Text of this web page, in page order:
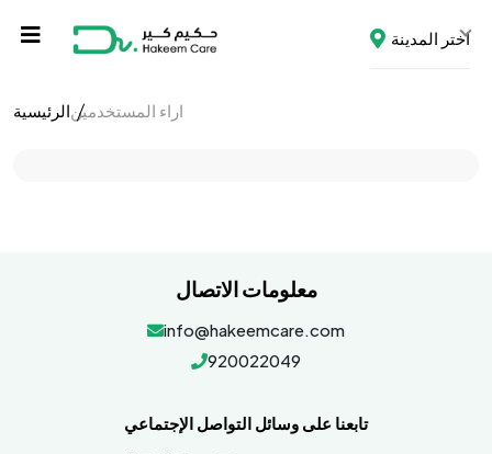
اختر المدينة
الرئيسيةاراء المستخدمين
معلومات الاتصال
info@hakeemcare.com
920022049
تابعنا على وسائل التواصل الإجتماعي